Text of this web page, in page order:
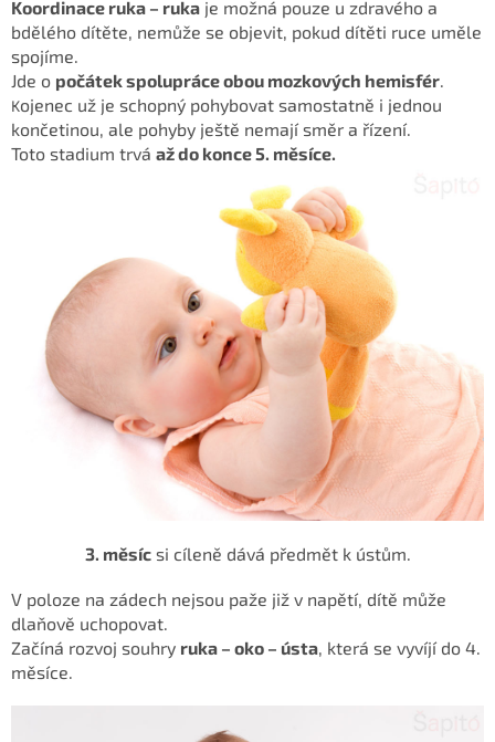
Koordinace ruka – ruka je možná pouze u zdravého a
bdělého dítěte, nemůže se objevit, pokud dítěti ruce uměle
spojíme.
Jde o počátek spolupráce obou mozkových hemisfér.
Kojenec už je schopný pohybovat samostatně i jednou
končetinou, ale pohyby ještě nemají směr a řízení.
Toto stadium trvá až do konce 5. měsíce.
3. měsícsi cíleně dává předmět k ústům.
V poloze na zádech nejsou paže již v napětí, dítě může
dlaňově uchopovat.
Začíná rozvoj souhry ruka – oko – ústa, která se vyvíjí do 4.
měsíce.